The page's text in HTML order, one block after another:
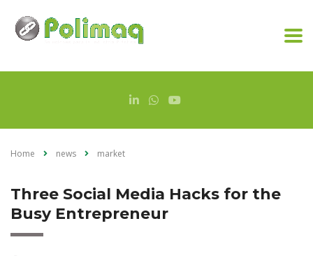
Home news market
Three Social Media Hacks for the
Busy Entrepreneur